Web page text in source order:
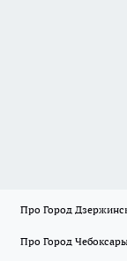
Про Город
Про Город